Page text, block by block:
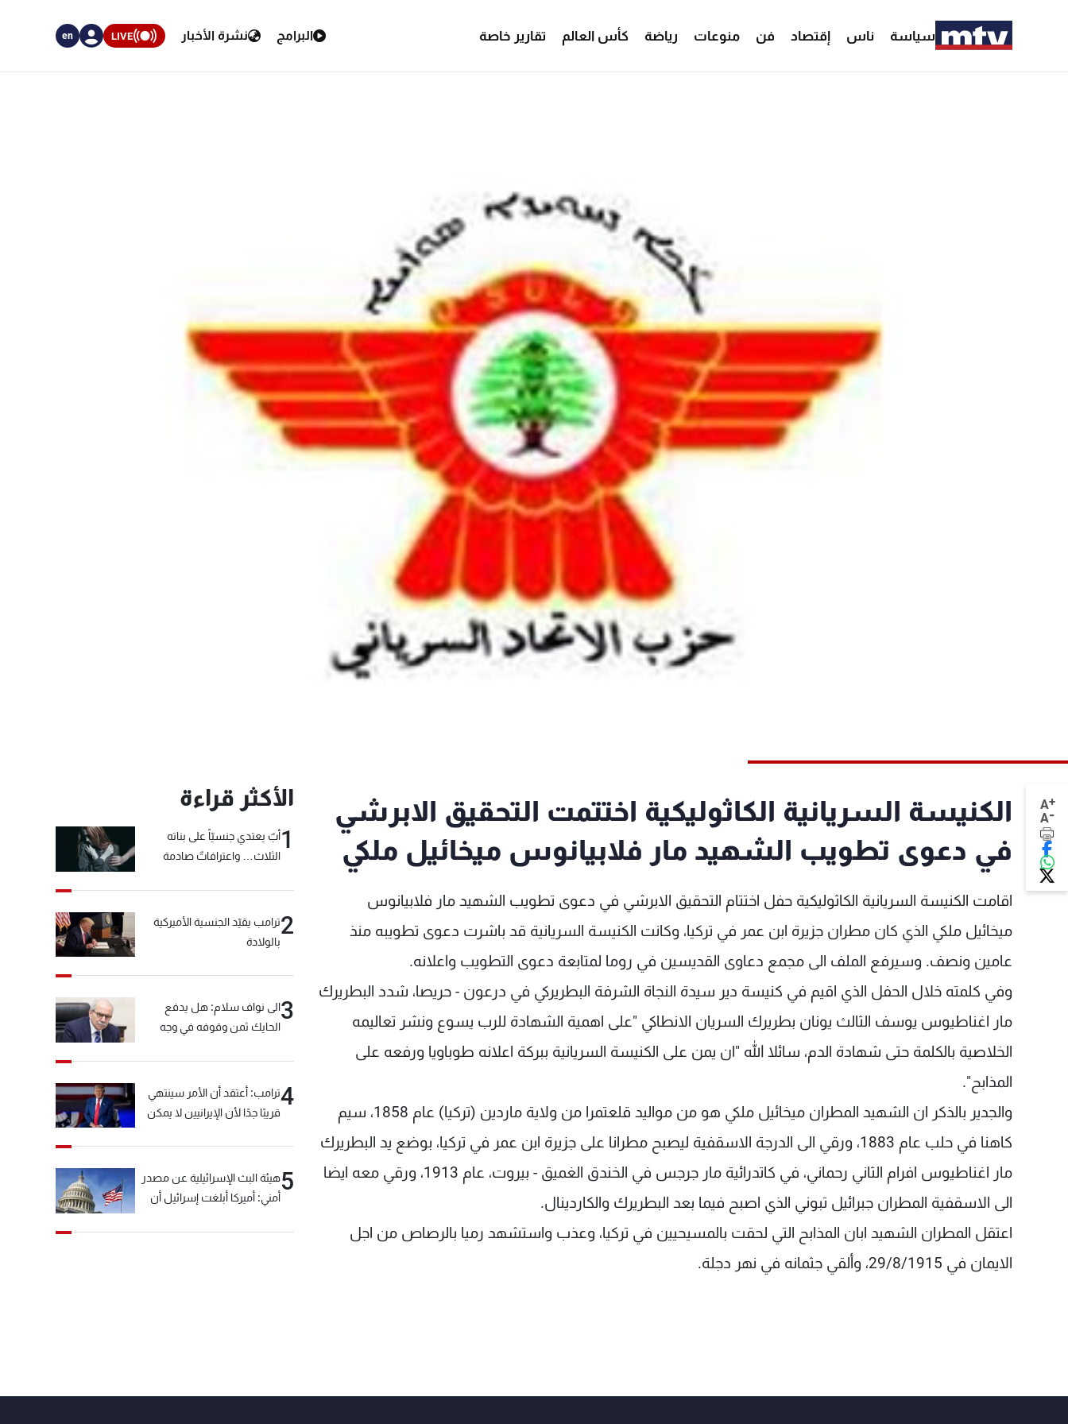
سياسة ناس إقتصاد فن منوعات رياضة كأس العالم تقارير خاصة البرامج نشرة الأخبار LIVE
en
A+
A-
الكنيسة السريانية الكاثوليكية اختتمت التحقيق الابرشي
في دعوى تطويب الشهيد مار فلابيانوس ميخائيل ملكي
اقامت الكنيسة السريانية الكاثوليكية حفل اختتام التحقيق الابرشي في دعوى تطويب الشهيد مار فلابيانوس
ميخائيل ملكي الذي كان مطران جزيرة ابن عمر في تركيا، وكانت الكنيسة السريانية قد باشرت دعوى تطويبه منذ
عامين ونصف. وسيرفع الملف الى مجمع دعاوى القديسين في روما لمتابعة دعوى التطويب واعلانه.
وفي كلمته خلال الحفل الذي اقيم في كنيسة دير سيدة النجاة الشرفة البطريركي في درعون - حريصا، شدد البطريرك
مار اغناطيوس يوسف الثالث يونان بطريرك السريان الانطاكي "على اهمية الشهادة للرب يسوع ونشر تعاليمه
الخلاصية بالكلمة حتى شهادة الدم، سائلا الله "ان يمن على الكنيسة السريانية ببركة اعلانه طوباويا ورفعه على
المذابح".
والجدير بالذكر ان الشهيد المطران ميخائيل ملكي هو من مواليد قلعتمرا من ولاية ماردين (تركيا) عام 1858، سيم
كاهنا في حلب عام 1883، ورقي الى الدرجة الاسقفية ليصبح مطرانا على جزيرة ابن عمر في تركيا، بوضع يد البطريرك
مار اغناطيوس افرام الثاني رحماني، في كاتدرائية مار جرجس في الخندق الغميق - بيروت، عام 1913، ورقي معه ايضا
الى الاسقفية المطران جبرائيل تبوني الذي اصبح فيما بعد البطريرك والكاردينال.
اعتقل المطران الشهيد ابان المذابح التي لحقت بالمسيحيين في تركيا، وعذب واستشهد رميا بالرصاص من اجل
الايمان في 29/8/1915، وألقي جثمانه في نهر دجلة.
الأكثر قراءة
1أبٌ يعتدي جنسيّاً على بناته
الثلاث… واعترافاتٌ صادمة
2ترامب يقيّد الجنسية الأميركية
بالولادة
3الى نواف سلام: هل يدفع
الحايك ثمن وقوفه في وجه
4ترامب: أعتقد أن الأمر سينتهي
قريبًا جدًا لأن الإيرانيين لا يمكن
5هيئة البث الإسرائيلية عن مصدر
أمني: أميركا أبلغت إسرائيل أن